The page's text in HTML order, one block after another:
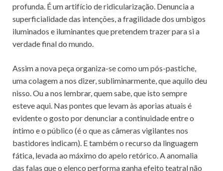
profunda. É um artifício de ridicularização. Denuncia a
superficialidade das intenções, a fragilidade dos umbigos
iluminados e iluminantes que pretendem trazer para si a
verdade final do mundo.
Assim a nova peça organiza-se como um pós-pastiche,
uma colagem a nos dizer, subliminarmente, que aquilo deu
nisso. Ou a nos lembrar, quem sabe, que isto sempre
esteve aqui. Nas pontes que levam às aporias atuais é
evidente o gosto por denunciar a continuidade entre o
íntimo e o público (é o que as câmeras vigilantes nos
bastidores indicam). E também o recurso da linguagem
fática, levada ao máximo do apelo retórico. A anomalia
das falas que o elenco performa ganha efeito teatral não